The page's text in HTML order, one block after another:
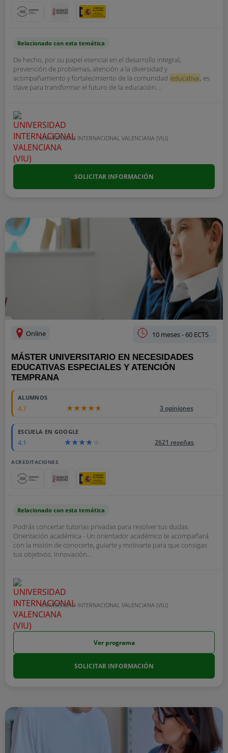
Relacionado con esta temática
De hecho, por su papel esencial en el desarrollo integral,
prevención de problemas, atención a la diversidad y
acompañamiento y fortalecimiento de la comunidad educativa , es
clave para transformar el futuro de la educación....
UNIVERSIDAD INTERNACIONAL VALENCIANA (VIU)
SOLICITAR INFORMACIÓN
Online 10 meses - 60 ECTS
MÁSTER UNIVERSITARIO EN NECESIDADES
EDUCATIVAS ESPECIALES Y ATENCIÓN
TEMPRANA
ALUMNOS
4.7 3 opiniones
ESCUELA EN GOOGLE
4.1 2621 reseñas
ACREDITACIONES
Relacionado con esta temática
Podrás concertar tutorías privadas para resolver tus dudas.
Orientación académica - Un orientador académico te acompañará
con la misión de conocerte, guiarte y motivarte para que consigas
tus objetivos. Innovación...
UNIVERSIDAD INTERNACIONAL VALENCIANA (VIU)
Ver programa
SOLICITAR INFORMACIÓN